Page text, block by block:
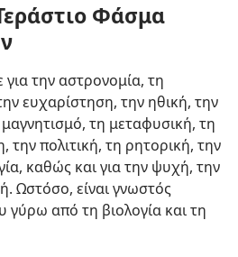
Φάσμα
την αστρονομία, τη
ευχαρίστηση, την ηθική, την
τη μεταφυσική, τη
την πολιτική, τη ρητορική, την
καθώς και για την ψυχή, την
Ωστόσο, είναι γνωστός
γύρω από τη βιολογία και τη